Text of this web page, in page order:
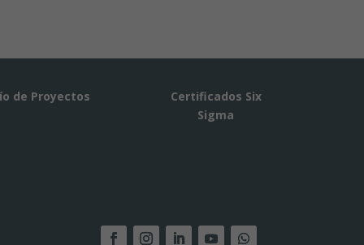
de Proyectos
Certificados Six
Sigma